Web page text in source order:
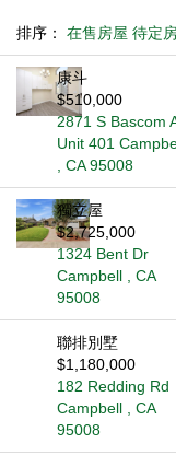
排序： 在售房屋 待定
康斗
$510,000
2871 S Bascom
Unit 401
, CA 95008
獨立屋
$2,725,000
1324 Bent Dr
Campbell , CA
95008
聯排別墅
$1,180,000
182 Redding Rd
Campbell , CA
95008